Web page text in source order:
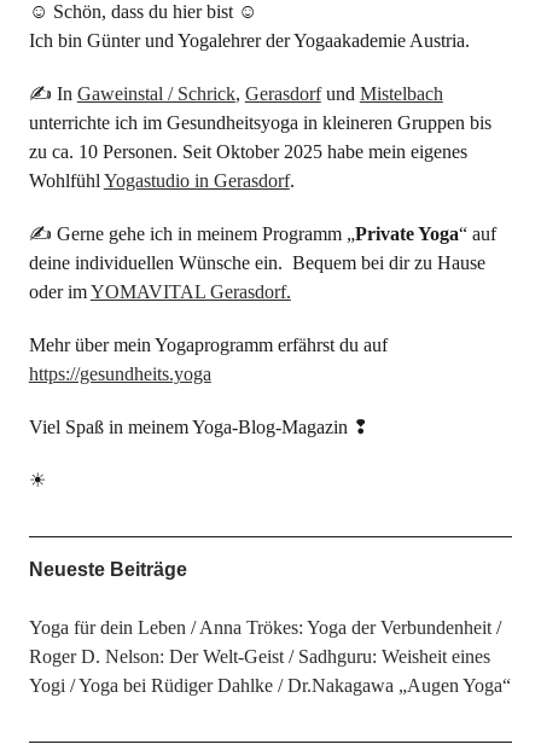
☺ Schön, dass du hier bist ☺
Ich bin Günter und Yogalehrer der Yogaakademie Austria.
✍ In Gaweinstal / Schrick, Gerasdorfund Mistelbach
unterrichte ich im Gesundheitsyoga in kleineren Gruppen bis
zu ca. 10 Personen. Seit Oktober 2025 habe mein eigenes
Wohlfühl Yogastudio in Gerasdorf.
✍ Gerne gehe ich in meinem Programm „Private Yoga“ auf
deine individuellen Wünsche ein. Bequem bei dir zu Hause
oder imYOMAVITAL Gerasdorf.
Mehr über mein Yogaprogramm erfährst du auf
https://gesundheits.yoga
Viel Spaß in meinem Yoga-Blog-Magazin ❢
☀
Neueste Beiträge
Yoga für dein Leben
Anna Trökes: Yoga der Verbundenheit
Roger D. Nelson: Der Welt-Geist
Sadhguru: Weisheit eines
Yogi
Yoga bei Rüdiger Dahlke Dr.Nakagawa „Augen Yoga“